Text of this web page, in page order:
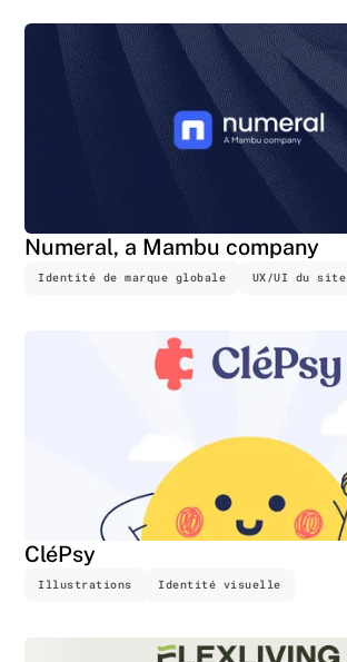
Numeral, a Mambu company
Identité de marque globale UX/UI du site
CléPsy
Illustrations Identité visuelle